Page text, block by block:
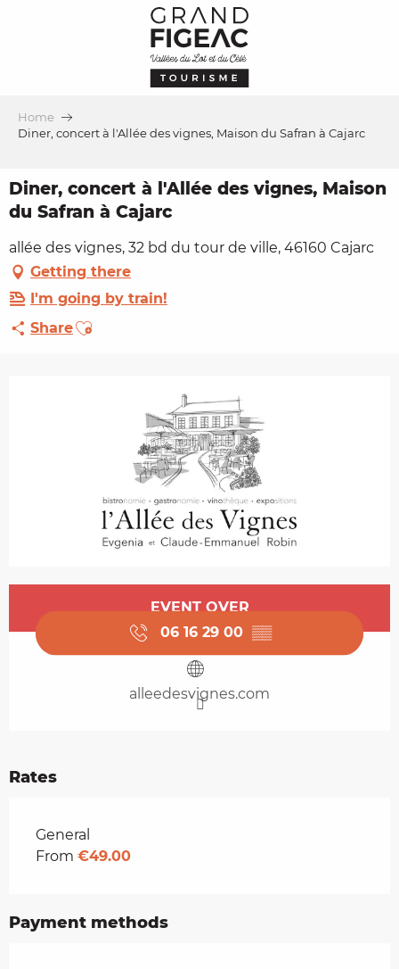
Home
Diner, concert à l'Allée des vignes, Maison du Safran à Cajarc
Diner, concert à l'Allée des vignes, Maison
du Safran à Cajarc
allée des vignes, 32 bd du tour de ville, 46160 Cajarc
Getting there
I'm going by train!
ShareAjouter aux favoris
Opening hours & contact details
EVENT OVER
06 16 29 00 ▒▒
alleedesvignes.com
Rates
Rates 2026
General
From €49.00
Payment methods